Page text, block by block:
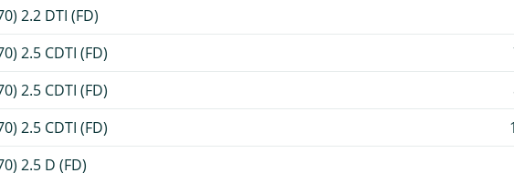
2.2 DTI (FD)
2.5 CDTI (FD)
2.5 CDTI (FD)
2.5 CDTI (FD)
2.5 D (FD)